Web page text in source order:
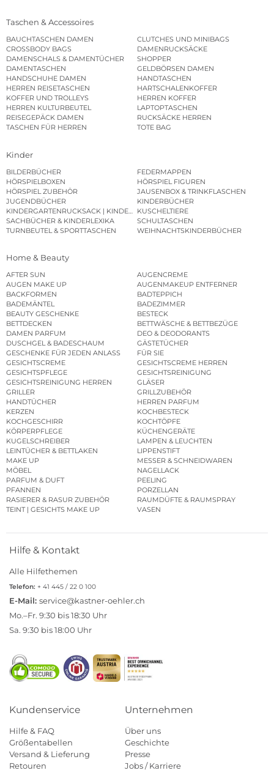
Taschen & Accessoires
BAUCHTASCHEN DAMEN
CLUTCHES UND MINIBAGS
CROSSBODY BAGS
DAMENRUCKSÄCKE
DAMENSCHALS & DAMENTÜCHER
SHOPPER
DAMENTASCHEN
GELDBÖRSEN DAMEN
HANDSCHUHE DAMEN
HANDTASCHEN
HERREN REISETASCHEN
HARTSCHALENKOFFER
KOFFER UND TROLLEYS
HERREN KOFFER
HERREN KULTURBEUTEL
LAPTOPTASCHEN
REISEGEPÄCK DAMEN
RUCKSÄCKE HERREN
TASCHEN FÜR HERREN
TOTE BAG
Kinder
BILDERBÜCHER
FEDERMAPPEN
HÖRSPIELBOXEN
HÖRSPIEL FIGUREN
HÖRSPIEL ZUBEHÖR
JAUSENBOX & TRINKFLASCHEN
JUGENDBÜCHER
KINDERBÜCHER
KINDERGARTENRUCKSACK | KINDERGARTENBEUTEL
KUSCHELTIERE
SACHBÜCHER & KINDERLEXIKA
SCHULTASCHEN
TURNBEUTEL & SPORTTASCHEN
WEIHNACHTSKINDERBÜCHER
Home & Beauty
AFTER SUN
AUGENCREME
AUGEN MAKE UP
AUGENMAKEUP ENTFERNER
BACKFORMEN
BADTEPPICH
BADEMÄNTEL
BADEZIMMER
BEAUTY GESCHENKE
BESTECK
BETTDECKEN
BETTWÄSCHE & BETTBEZÜGE
DAMEN PARFUM
DEO & DEODORANTS
DUSCHGEL & BADESCHAUM
GÄSTETÜCHER
GESCHENKE FÜR JEDEN ANLASS
FÜR SIE
GESICHTSCREME
GESICHTSCREME HERREN
GESICHTSPFLEGE
GESICHTSREINIGUNG
GESICHTSREINIGUNG HERREN
GLÄSER
GRILLER
GRILLZUBEHÖR
HANDTÜCHER
HERREN PARFUM
KERZEN
KOCHBESTECK
KOCHGESCHIRR
KOCHTÖPFE
KÖRPERPFLEGE
KÜCHENGERÄTE
KUGELSCHREIBER
LAMPEN & LEUCHTEN
LEINTÜCHER & BETTLAKEN
LIPPENSTIFT
MAKE UP
MESSER & SCHNEIDWAREN
MÖBEL
NAGELLACK
PARFUM & DUFT
PEELING
PFANNEN
PORZELLAN
RASIERER & RASUR ZUBEHÖR
RAUMDÜFTE & RAUMSPRAY
TEINT | GESICHTS MAKE UP
VASEN
Hilfe & Kontakt
Alle Hilfethemen
Telefon: + 41 445 / 22 0 100
E-Mail: service@kastner-oehler.ch
Mo.–Fr. 9:30 bis 18:30 Uhr
Sa. 9:30 bis 18:00 Uhr
Kundenservice
Hilfe & FAQ
Größentabellen
Versand & Lieferung
Retouren
Unternehmen
Über uns
Geschichte
Presse
Jobs / Karriere